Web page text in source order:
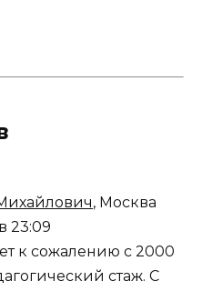
, Москва
23:09
к сожалению с 2000
стаж. С